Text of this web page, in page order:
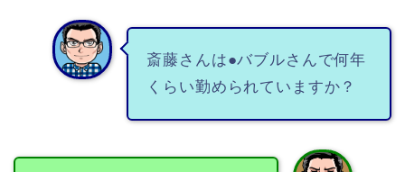
斎藤さんは●バブルさんで何年
くらい勤められていますか？